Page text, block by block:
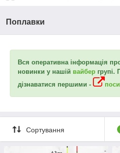
Поплавки
Вся оперативна інформація
новинки у нашій вайбер групі.
дізнаватися першими -
Сортування